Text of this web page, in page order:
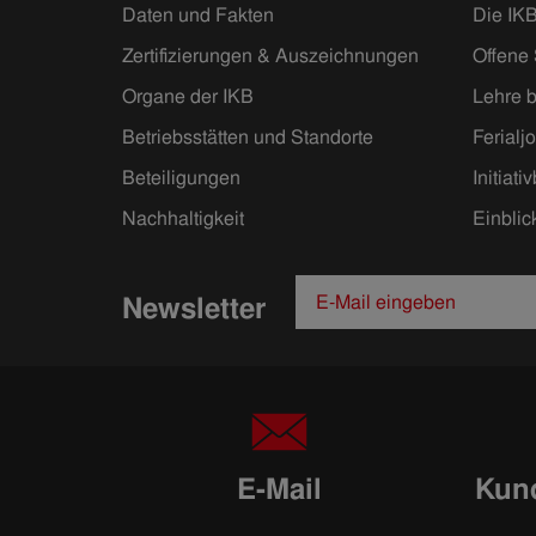
Daten und Fakten
Zertifizierungen & Auszeichnungen
Organe der IKB
Betriebsstätten und Standorte
Beteiligungen
Nachhaltigkeit
Die
Offene
Lehre
Newsletter
E-Mail